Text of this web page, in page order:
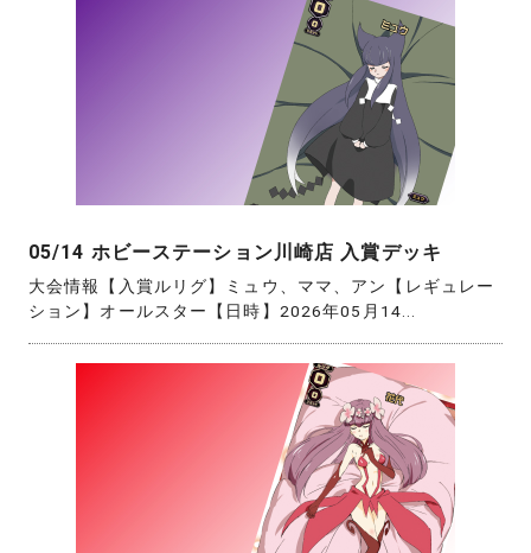
05/14 ホビーステーション川崎店 入賞デッキ
大会情報【入賞ルリグ】ミュウ、ママ、アン【レギュレー
ション】オールスター【日時】2026年05月14...